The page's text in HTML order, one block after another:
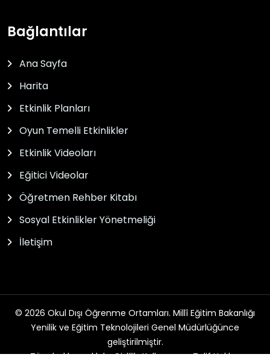
Bağlantılar
Ana Sayfa
Harita
Etkinlik Planları
Oyun Temelli Etkinlikler
Etkinlik Videoları
Eğitici Videolar
Öğretmen Rehber Kitabı
Sosyal Etkinlikler Yönetmeliği
İletişim
© 2026 Okul Dışı Öğrenme Ortamları. Millî Eğitim Bakanlığı
Yenilik ve Eğitim Teknolojileri Genel Müdürlüğünce
geliştirilmiştir.